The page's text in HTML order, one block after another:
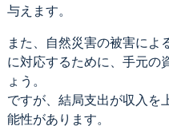
与えます。
また、自然災害の被害によ
に対応するために、手元の
ょう。
ですが、結局支出が収入を
能性があります。